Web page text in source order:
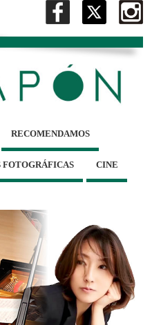
RECOMENDAMOS
CINE